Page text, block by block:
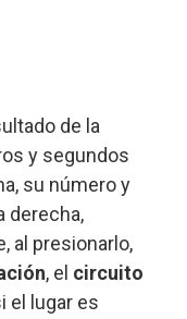
de la
y segundos
su número y
derecha,
al presionarlo,
, el circuito
el lugar es